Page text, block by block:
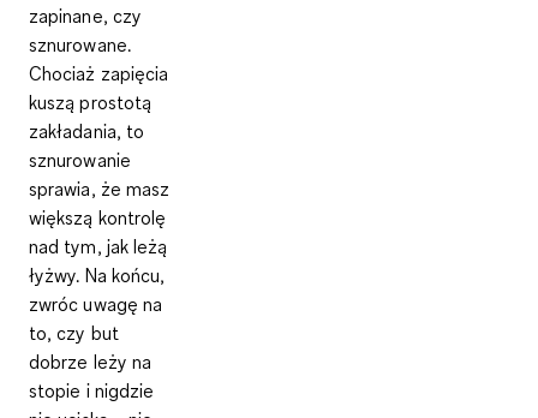
zapinane, czy
sznurowane.
Chociaż zapięcia
kuszą prostotą
zakładania, to
sznurowanie
sprawia, że masz
większą kontrolę
nad tym, jak leżą
łyżwy. Na końcu,
zwróc uwagę na
to, czy but
dobrze leży na
stopie i nigdzie